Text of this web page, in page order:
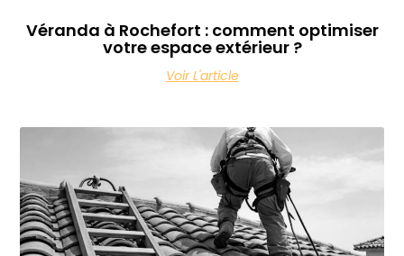
Véranda à Rochefort : comment optimiser
votre espace extérieur ?
Voir L'article